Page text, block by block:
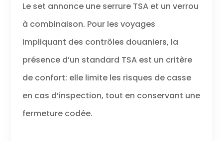
Le set annonce une serrure TSA et un verrou
à combinaison. Pour les voyages
impliquant des contrôles douaniers, la
présence d’un standard TSA est un critère
de confort: elle limite les risques de casse
en cas d’inspection, tout en conservant une
fermeture codée.